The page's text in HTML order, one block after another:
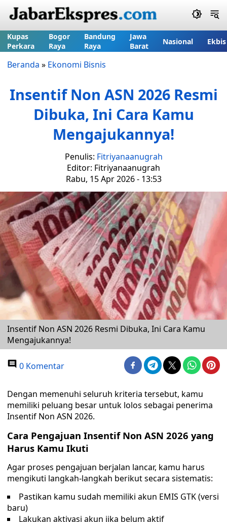
Kupas
Perkara
Bogor
Raya
Bandung
Raya
Jawa
Barat
Nasional Ekbis
Beranda » Ekonomi Bisnis
Insentif Non ASN 2026 Resmi
Dibuka, Ini Cara Kamu
Mengajukannya!
Penulis: Fitriyanaanugrah
Editor: Fitriyanaanugrah
Rabu, 15 Apr 2026 - 13:53
Insentif Non ASN 2026 Resmi Dibuka, Ini Cara Kamu
Mengajukannya!
0 Komentar
Dengan memenuhi seluruh kriteria tersebut, kamu
memiliki peluang besar untuk lolos sebagai penerima
Insentif Non ASN 2026.
Cara Pengajuan Insentif Non ASN 2026 yang
Harus Kamu Ikuti
Agar proses pengajuan berjalan lancar, kamu harus
mengikuti langkah-langkah berikut secara sistematis:
Pastikan kamu sudah memiliki akun EMIS GTK (versi
baru)
Lakukan aktivasi akun jika belum aktif